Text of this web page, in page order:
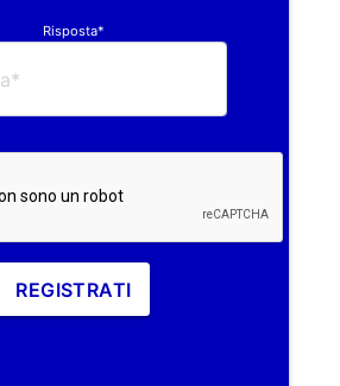
Risposta*
REGISTRATI